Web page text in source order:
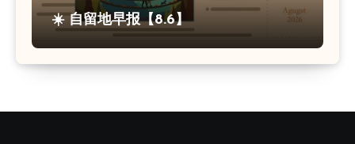
☀️ 自留地早报【8.6】